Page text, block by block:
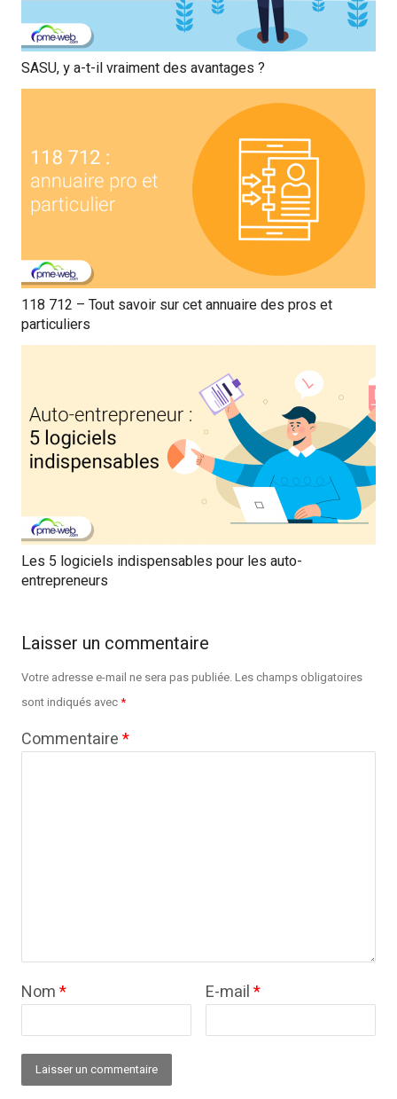
SASU, y a-t-il vraiment des avantages ?
118 712 – Tout savoir sur cet annuaire des pros et
particuliers
Les 5 logiciels indispensables pour les auto-
entrepreneurs
Laisser un commentaire
Votre adresse e-mail ne sera pas publiée.Les champs obligatoires
sont indiqués avec*
Commentaire*
Nom* E-mail*